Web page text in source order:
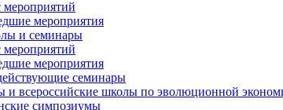
мероприятия
и семинары
мероприятия
семинары
и всероссийские школы по эволюционной
симпозиумы